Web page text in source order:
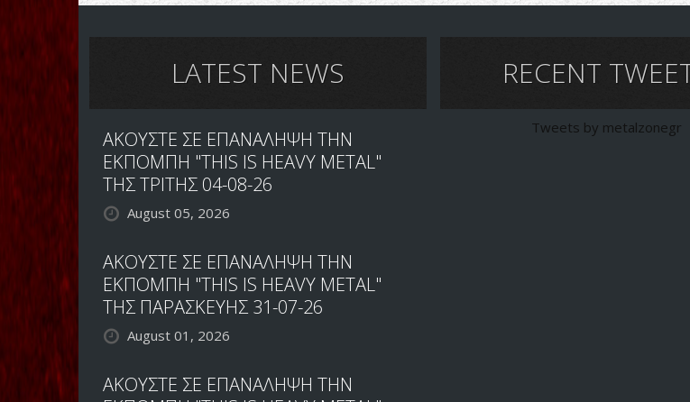
LATEST NEWS
ΑΚΟΥΣΤΕ ΣΕ ΕΠΑΝΑΛΗΨΗ ΤΗΝ
ΕΚΠΟΜΠΗ "THIS IS HEAVY METAL"
ΤΗΣ ΤΡΙΤΗΣ 04-08-26
August 05, 2026
ΑΚΟΥΣΤΕ ΣΕ ΕΠΑΝΑΛΗΨΗ ΤΗΝ
ΕΚΠΟΜΠΗ "THIS IS HEAVY METAL"
ΤΗΣ ΠΑΡΑΣΚΕΥΗΣ 31-07-26
August 01, 2026
ΑΚΟΥΣΤΕ ΣΕ ΕΠΑΝΑΛΗΨΗ ΤΗΝ
RECENT
Tweets by metalzonegr